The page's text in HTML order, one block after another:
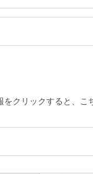
をクリックすると、こ